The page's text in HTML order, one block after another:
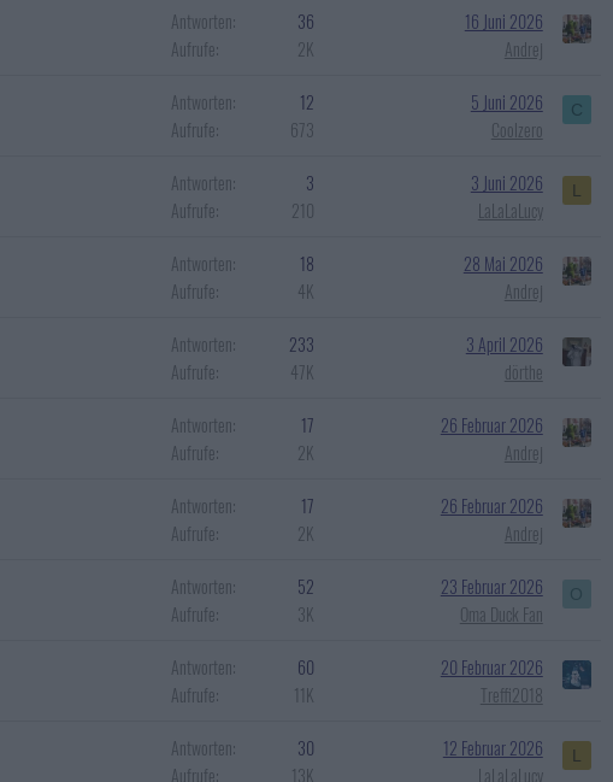
Antworten
36
Aufrufe
2K
16 Juni 2026
Andrej
Antworten
12
Aufrufe
673
5 Juni 2026
Coolzero
C
Antworten
3
Aufrufe
210
3 Juni 2026
LaLaLaLucy
L
Antworten
18
Aufrufe
4K
28 Mai 2026
Andrej
Antworten
233
Aufrufe
47K
3 April 2026
dörthe
Antworten
17
Aufrufe
2K
26 Februar 2026
Andrej
Antworten
17
Aufrufe
2K
26 Februar 2026
Andrej
Antworten
52
Aufrufe
3K
23 Februar 2026
Oma Duck Fan
Antworten
60
Aufrufe
11K
20 Februar 2026
Treffi2018
Antworten
30
Aufrufe
13K
12 Februar 2026
LaLaLaLucy
L